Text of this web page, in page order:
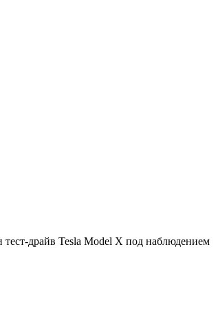
тест-драйв Tesla Model X под наблюдением